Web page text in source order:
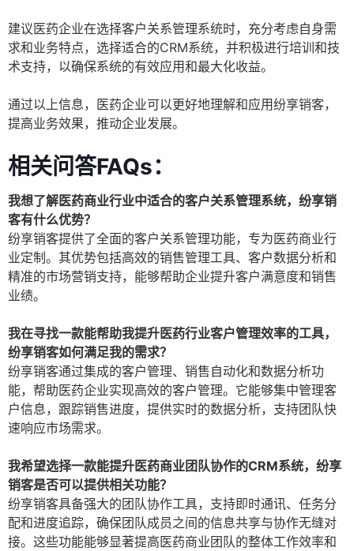
建议医药企业在选择客户关系管理系统时，充分考虑自身需
求和业务特点，选择适合的CRM系统，并积极进行培训和技
术支持，以确保系统的有效应用和最大化收益。
通过以上信息，医药企业可以更好地理解和应用纷享销客，
提高业务效果，推动企业发展。
相关问答FAQs：
我想了解医药商业行业中适合的客户关系管理系统，纷享销
客有什么优势？
纷享销客提供了全面的客户关系管理功能，专为医药商业行
业定制。其优势包括高效的销售管理工具、客户数据分析和
精准的市场营销支持，能够帮助企业提升客户满意度和销售
业绩。
我在寻找一款能帮助我提升医药行业客户管理效率的工具，
纷享销客如何满足我的需求？
纷享销客通过集成的客户管理、销售自动化和数据分析功
能，帮助医药企业实现高效的客户管理。它能够集中管理客
户信息，跟踪销售进度，提供实时的数据分析，支持团队快
速响应市场需求。
我希望选择一款能提升医药商业团队协作的CRM系统，纷享
销客是否可以提供相关功能？
纷享销客具备强大的团队协作工具，支持即时通讯、任务分
配和进度追踪，确保团队成员之间的信息共享与协作无缝对
接。这些功能能够显著提高医药商业团队的整体工作效率和